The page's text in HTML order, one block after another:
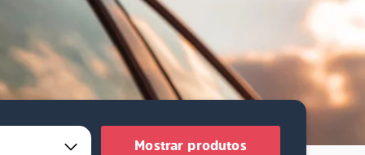
Mostrar produtos